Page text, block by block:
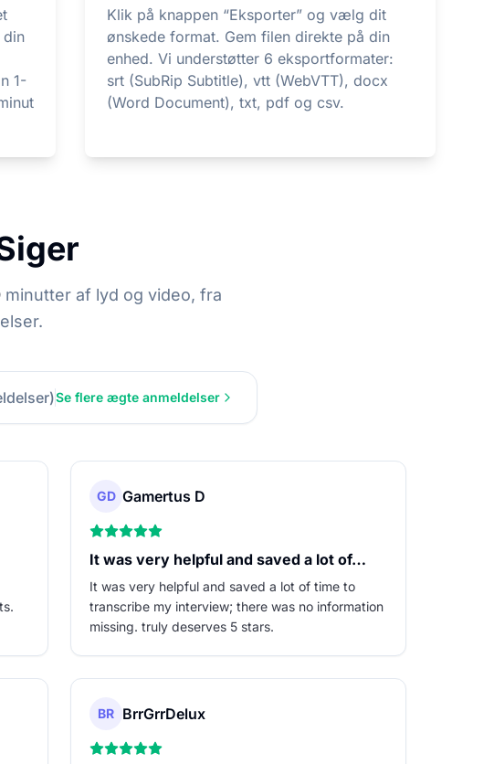
din
1-
Klik på knappen “Eksporter” og vælg dit
ønskede format. Gem filen direkte på din
enhed. Vi understøtter 6 eksportformater:
srt (SubRip Subtitle), vtt (WebVTT), docx
(Word Document), txt, pdf og csv.
minutter af lyd og video, fra
Se flere ægte anmeldelser
GD Gamertus D
It was very helpful and saved a lot of…
It was very helpful and saved a lot of time to
transcribe my interview; there was no information
missing. truly deserves 5 stars.
BR BrrGrrDelux